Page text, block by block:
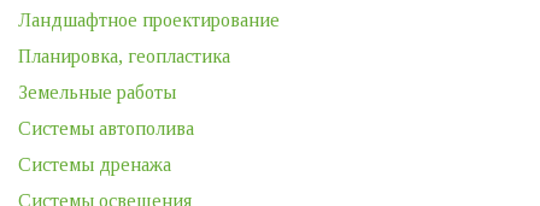
Ландшафтное проектирование
Планировка, геопластика
Земельные работы
Системы автополива
Системы дренажа
Системы освещения